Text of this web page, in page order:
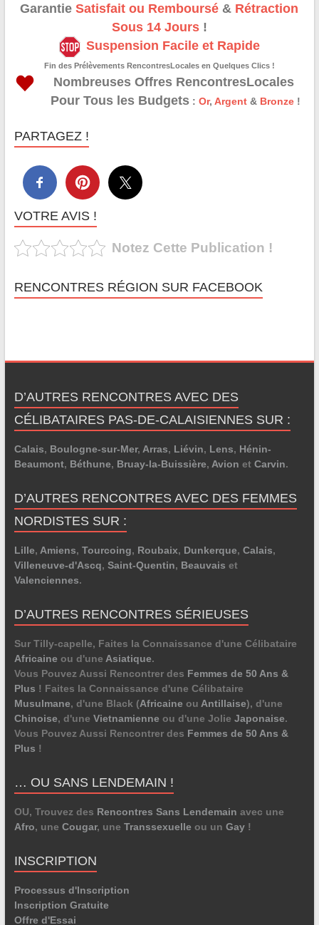
GarantieSatisfait ou Remboursé & Rétraction
Sous 14 Jours!
Suspension Facile et Rapide
Fin des Prélèvements RencontresLocales en Quelques Clics !
Nombreuses Offres RencontresLocales
Pour Tous les Budgets: Or, Argent& Bronze!
PARTAGEZ !
VOTRE AVIS !
Notez Cette Publication !
RENCONTRES RÉGION SUR FACEBOOK
D’AUTRES RENCONTRES AVEC DES
CÉLIBATAIRES PAS-DE-CALAISIENNES SUR :
Calais, Boulogne-sur-Mer, Arras, Liévin, Lens, Hénin-
Beaumont, Béthune, Bruay-la-Buissière, Avion et Carvin.
D’AUTRES RENCONTRES AVEC DES FEMMES
NORDISTES SUR :
Lille, Amiens, Tourcoing, Roubaix, Dunkerque, Calais,
Villeneuve-d'Ascq, Saint-Quentin, Beauvais et
Valenciennes.
D’AUTRES RENCONTRES SÉRIEUSES
Sur Tilly-capelle, Faites la Connaissance d'une Célibataire
Africaine ou d'une Asiatique.
Vous Pouvez Aussi Rencontrer des Femmes de 50 Ans &
Plus ! Faites la Connaissance d'une Célibataire
Musulmane, d'une Black (Africaine ou Antillaise), d'une
Chinoise, d'une Vietnamienne ou d'une Jolie Japonaise.
Vous Pouvez Aussi Rencontrer des Femmes de 50 Ans &
Plus !
… OU SANS LENDEMAIN !
OU, Trouvez des Rencontres Sans Lendemain avec une
Afro, une Cougar, une Transsexuelle ou un Gay!
INSCRIPTION
Processus d'Inscription
Inscription Gratuite
Offre d'Essai